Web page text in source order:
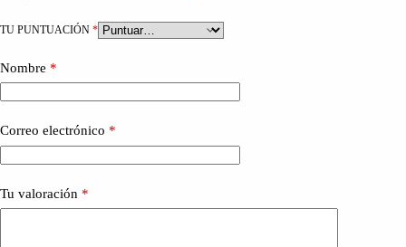
TU PUNTUACIÓN *
Nombre *
Correo electrónico *
Tu valoración *